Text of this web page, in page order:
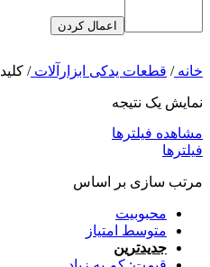
اعمال کردن
خانه/ قطعات یدکی ابزارآلات/ کلید
نمایش یک نتیجه
مشاهده فیلترها
فیلترها
مرتب سازی بر اساس
محبوبیت
متوسط امتیاز
جدیدترین